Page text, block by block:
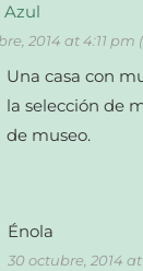
Azul
2014 at 4:11 pm
Una casa con
la selección de
de museo.
Énola
30 octubre, 2014 at